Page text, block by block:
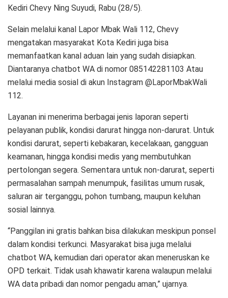
Kediri Chevy Ning Suyudi, Rabu (28/5).
Selain melalui kanal Lapor Mbak Wali 112, Chevy
mengatakan masyarakat Kota Kediri juga bisa
memanfaatkan kanal aduan lain yang sudah disiapkan.
Diantaranya chatbot WA di nomor 085142281103 Atau
melalui media sosial di akun Instagram @LaporMbakWali
112.
Layanan ini menerima berbagai jenis laporan seperti
pelayanan publik, kondisi darurat hingga non-darurat. Untuk
kondisi darurat, seperti kebakaran, kecelakaan, gangguan
keamanan, hingga kondisi medis yang membutuhkan
pertolongan segera. Sementara untuk non-darurat, seperti
permasalahan sampah menumpuk, fasilitas umum rusak,
saluran air terganggu, pohon tumbang, maupun keluhan
sosial lainnya.
“Panggilan ini gratis bahkan bisa dilakukan meskipun ponsel
dalam kondisi terkunci. Masyarakat bisa juga melalui
chatbot WA, kemudian dari operator akan meneruskan ke
OPD terkait. Tidak usah khawatir karena walaupun melalui
WA data pribadi dan nomor pengadu aman,” ujarnya.